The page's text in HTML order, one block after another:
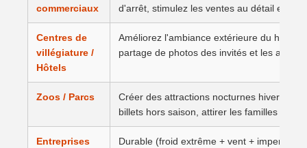
commerciaux
d'arrêt, stimulez les ventes au détail et F&B
Centres de
villégiature /
Hôtels
Améliorez l'ambiance extérieure du hall et
partage de photos des invités et les avis
Zoos / Parcs
Créer des attractions nocturnes
billets hors saison, attirer les familles
Entreprises
Durable (froid extrême + vent +